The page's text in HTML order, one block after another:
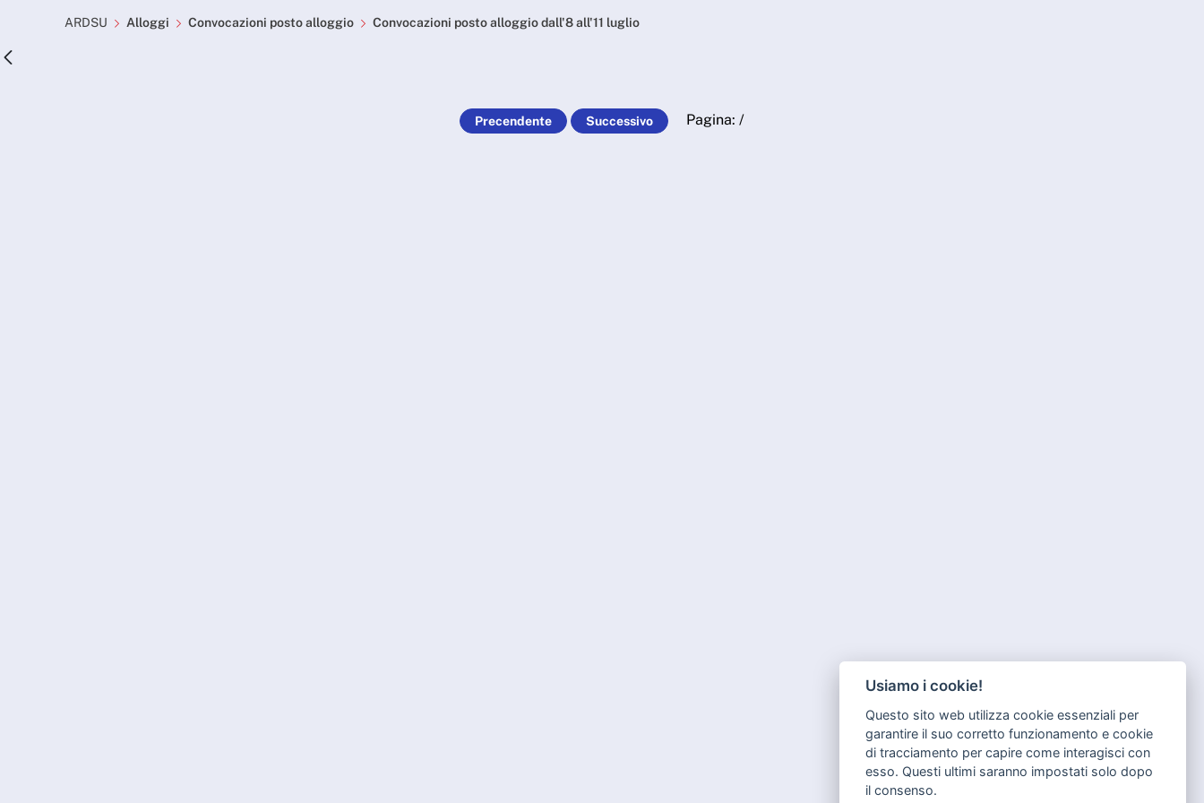
Skip to Main Content
Convocazioni posto alloggio dall'8 all'11 luglio - ARDSU
ARDSU Alloggi Convocazioni posto alloggio Convocazioni posto alloggio dall'8 all'11 luglio
Precendente Successivo Pagina: /
Usiamo i cookie!
Questo sito web utilizza cookie essenziali per
garantire il suo corretto funzionamento e cookie
di tracciamento per capire come interagisci con
esso. Questi ultimi saranno impostati solo dopo
il consenso.